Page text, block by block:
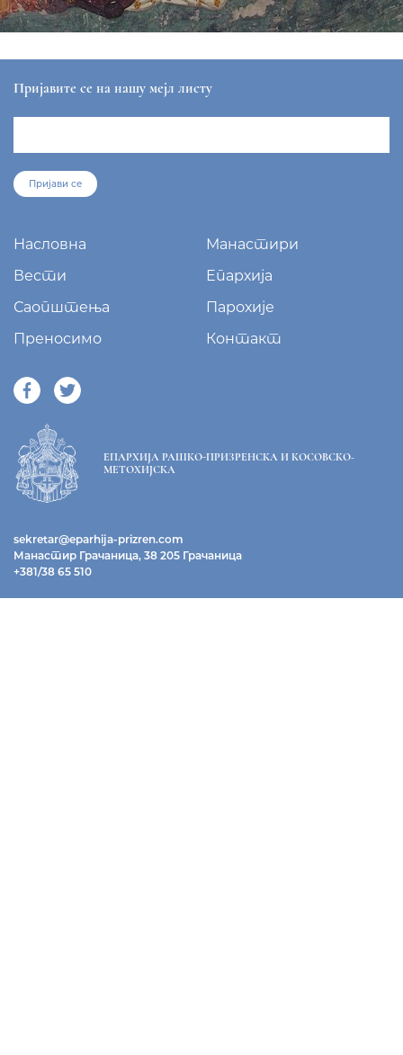
Пријавите се на нашу мејл листу
Пријави се
Насловна
Манастири
Вести
Епархија
Саопштења
Парохије
Преносимо
Контакт
ЕПАРХИЈА РАШКО-ПРИЗРЕНСКА И КОСОВСКО-
МЕТОХИЈСКА
sekretar@eparhija-prizren.com
Манастир Грачаница, 38 205 Грачаница
+381/38 65 510